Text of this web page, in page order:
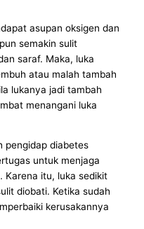
asupan oksigen dan
semakin sulit
saraf. Maka, luka
atau malah tambah
lukanya jadi tambah
menangani luka
pengidap diabetes
untuk menjaga
Karena itu, luka sedikit
diobati. Ketika sudah
kerusakannya